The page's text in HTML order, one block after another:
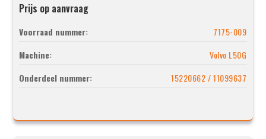
Prijs op aanvraag
Voorraad nummer:
7175-009
Machine:
Volvo L50G
Onderdeel nummer:
15220662 / 11099637